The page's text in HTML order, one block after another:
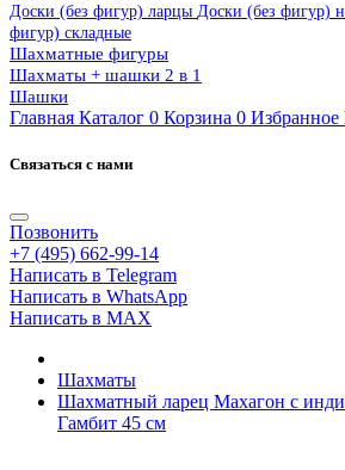
Доски (без фигур) ларцы Доски (без фигур)
фигур) складные
Шахматные фигуры
Шахматы + шашки 2 в 1
Шашки
Главная Каталог 0 Корзина 0 Избранное
Связаться с нами
Позвонить
+7 (495) 662-99-14
Написать в Telegram
Написать в WhatsApp
Написать в MAX
Шахматы
Шахматный ларец Махагон с
Гамбит 45 см